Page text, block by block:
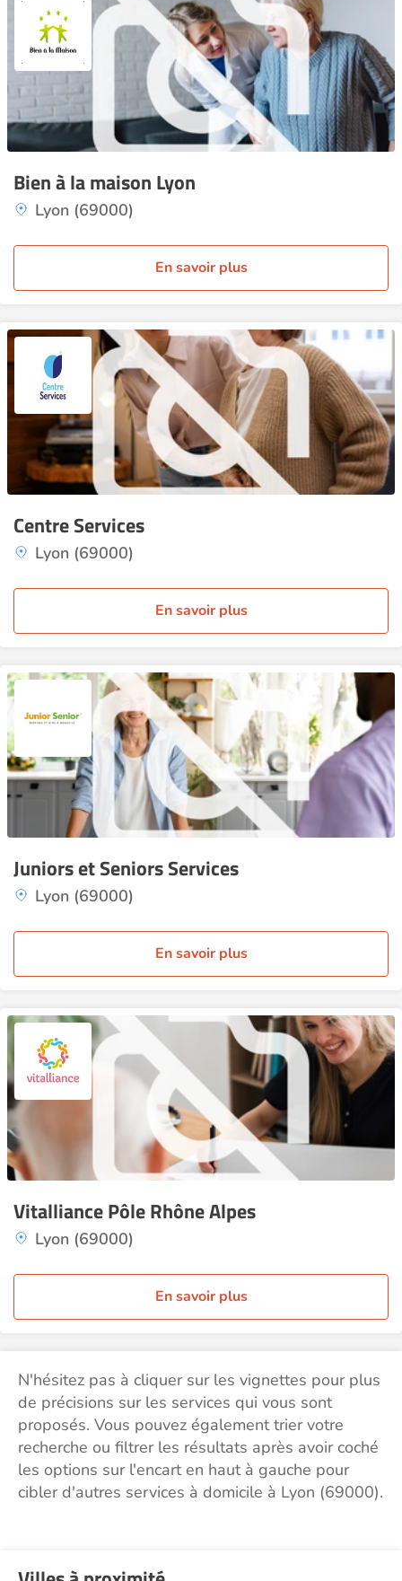
Bien à la maison Lyon
Lyon (69000)
En savoir plus
Centre Services
Lyon (69000)
En savoir plus
Juniors et Seniors Services
Lyon (69000)
En savoir plus
Vitalliance Pôle Rhône Alpes
Lyon (69000)
En savoir plus
N'hésitez pas à cliquer sur les vignettes pour plus
de précisions sur les services qui vous sont
proposés. Vous pouvez également trier votre
recherche ou filtrer les résultats après avoir coché
les options sur l'encart en haut à gauche pour
cibler d'autres services à domicile à Lyon (69000).